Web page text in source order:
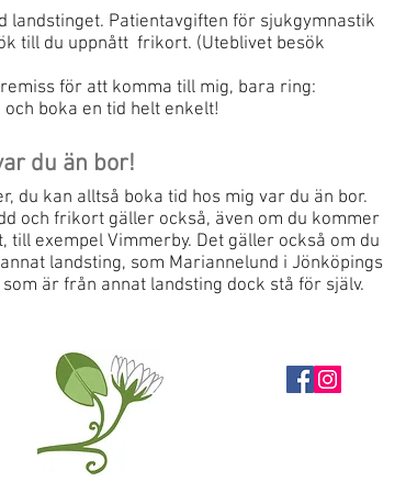
landstinget. Patientavgiften för sjukgymnastik
till du uppnått frikort. (Uteblivet besök
för att komma till mig, bara ring:
boka en tid helt enkelt!
du kan alltså boka tid hos mig var du än bor.
och frikort gäller också, även om du kommer
till exempel Vimmerby. Det gäller också om du
landsting, som Mariannelund i Jönköpings
är från annat landsting dock stå för själv.
du än bor!